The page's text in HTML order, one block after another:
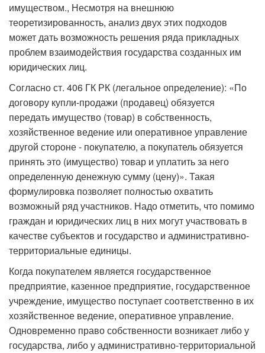
имуществом., Несмотря на внешнюю
теоретизированность, анализ двух этих подходов
может дать возможность решения ряда прикладных
проблем взаимодействия государства созданных им
юридических лиц.
Согласно ст. 406 ГК РК (легальное определение): «По
договору купли-продажи (продавец) обязуется
передать имущество (товар) в собственность,
хозяйственное ведение или оперативное управление
другой стороне - покупателю, а покупатель обязуется
принять это (имущество) товар и уплатить за него
определенную денежную сумму (цену)». Такая
формулировка позволяет полностью охватить
возможный ряд участников. Надо отметить, что помимо
граждан и юридических лиц в них могут участвовать в
качестве субъектов и государство и административно-
территориальные единицы.
Когда покупателем является государственное
предприятие, казенное предприятие, государственное
учреждение, имущество поступает соответственно в их
хозяйственное ведение, оперативное управление.
Одновременно право собственности возникает либо у
государства, либо у административно-территориальной